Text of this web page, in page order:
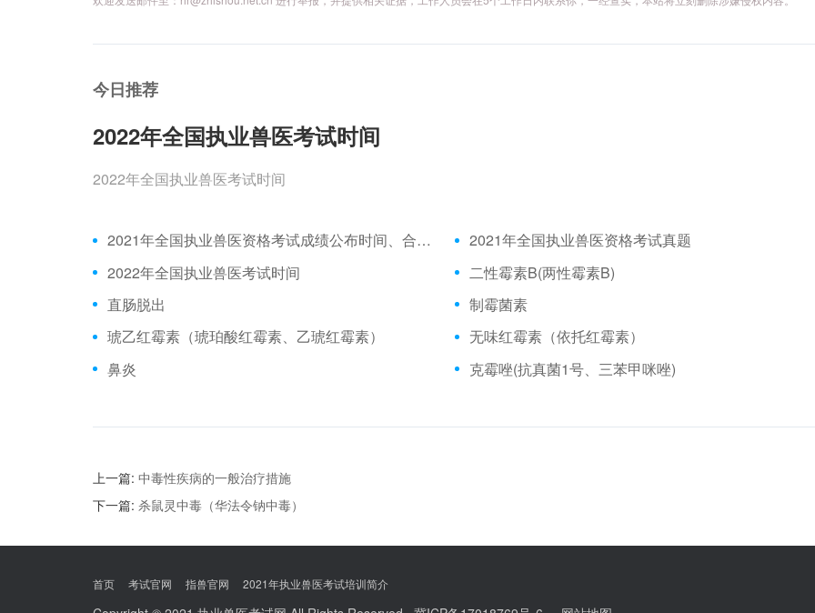
今日推荐
2022年全国执业兽医考试时间
2022年全国执业兽医考试时间
2021年全国执业兽医资格考试成绩公布时间、合格分数线
2021年全国执业兽医资格考试真题
2022年全国执业兽医考试时间
二性霉素B(两性霉素B)
直肠脱出
制霉菌素
琥乙红霉素（琥珀酸红霉素、乙琥红霉素）
无味红霉素（依托红霉素）
鼻炎
克霉唑(抗真菌1号、三苯甲咪唑)
上一篇: 中毒性疾病的一般治疗措施
下一篇: 杀鼠灵中毒（华法令钠中毒）
首页 考试官网 指兽官网 2021年执业兽医考试培训简介